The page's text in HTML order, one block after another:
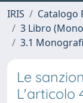
IRIS
Catalogo
3 Libro
3.1
Le
L'articolo